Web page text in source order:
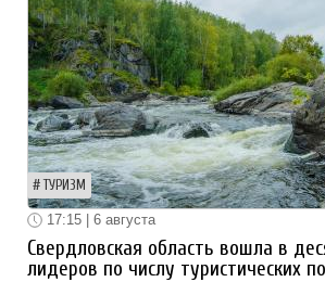
ТУРИЗМ
17:15 | 6 августа
Свердловская область вошла в
лидеров по числу туристических